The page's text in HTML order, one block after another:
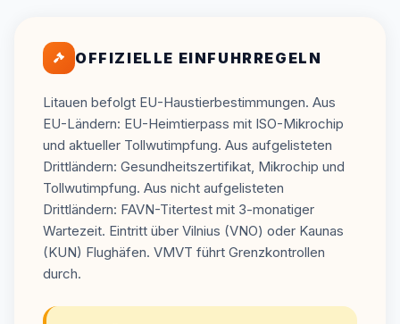
OFFIZIELLE EINFUHRREGELN
Litauen befolgt EU-Haustierbestimmungen. Aus
EU-Ländern: EU-Heimtierpass mit ISO-Mikrochip
und aktueller Tollwutimpfung. Aus aufgelisteten
Drittländern: Gesundheitszertifikat, Mikrochip und
Tollwutimpfung. Aus nicht aufgelisteten
Drittländern: FAVN-Titertest mit 3-monatiger
Wartezeit. Eintritt über Vilnius (VNO) oder Kaunas
(KUN) Flughäfen. VMVT führt Grenzkontrollen
durch.